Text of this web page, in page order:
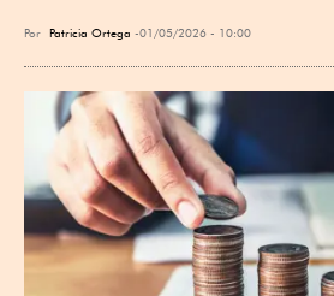
Por Patricia Ortega 01/05/2026 - 10:00